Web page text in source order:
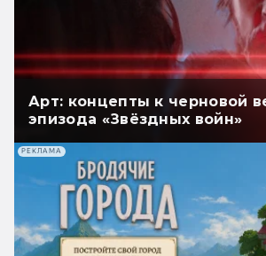
Арт: концепты к черновой
эпизода «Звёздных войн»
РЕКЛАМА